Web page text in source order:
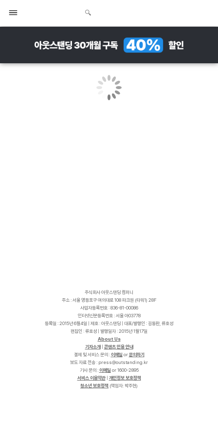
주식회사 아웃스탠딩 컴퍼니
주소 : 서울 영등포구 여의대로 108 파크원 (타워1) 28F
사업자등록번호 : 836-81-00086
인터넷신문등록번호 : 서울 아03778
등록일 : 2015년 6월4일 | 제호 : 아웃스탠딩 | 대표/발행인 : 김동환, 류호성
편집인 : 류호성 | 발행일자 : 2015년 1월17일
About Us
기자소개
콘텐츠 인용 안내
결제 및 서비스 문의 : 이메일 or문의하기
보도 자료 전송 :
r
k
.
g
n
i
d
n
a
t
s
t
u
o
@
s
s
e
r
p
기사 문의 : 이메일 or 1600-2895
서비스 이용약관| 개인정보 보호정책
청소년 보호정책 (책임자: 박주현)